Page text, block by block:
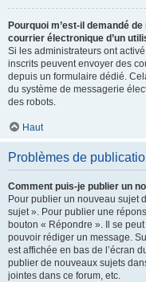
Pourquoi m’est-il demandé
courrier électronique d’un
Si les administrateurs ont
inscrits peuvent envoyer des
depuis un formulaire dédié.
du système de messagerie
des robots.
Haut
Problèmes de
Comment puis-je publier un
Pour publier un nouveau sujet
sujet ». Pour publier une
bouton « Répondre ». Il se
pouvoir rédiger un message.
est affichée en bas de l’écran
publier de nouveaux sujets
jointes dans ce forum, etc.